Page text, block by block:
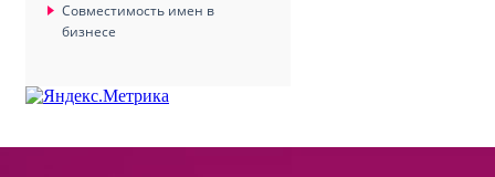
Совместимость имен в
бизнесе